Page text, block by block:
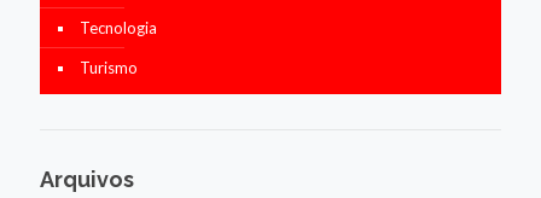
Tecnologia
Turismo
Arquivos